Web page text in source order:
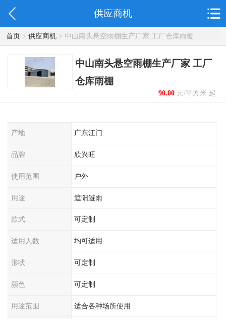
供应商机
首页> 供应商机> 中山南头悬空雨棚生产厂家 工厂仓库雨棚
中山南头悬空雨棚生产厂家 工厂
仓库雨棚
90.00元/平方米 起
产地 广东江门
品牌 欣兴旺
使用范围 户外
用途 遮阳避雨
款式 可定制
适用人数 均可适用
形状 可定制
颜色 可定制
用途范围 适合各种场所使用